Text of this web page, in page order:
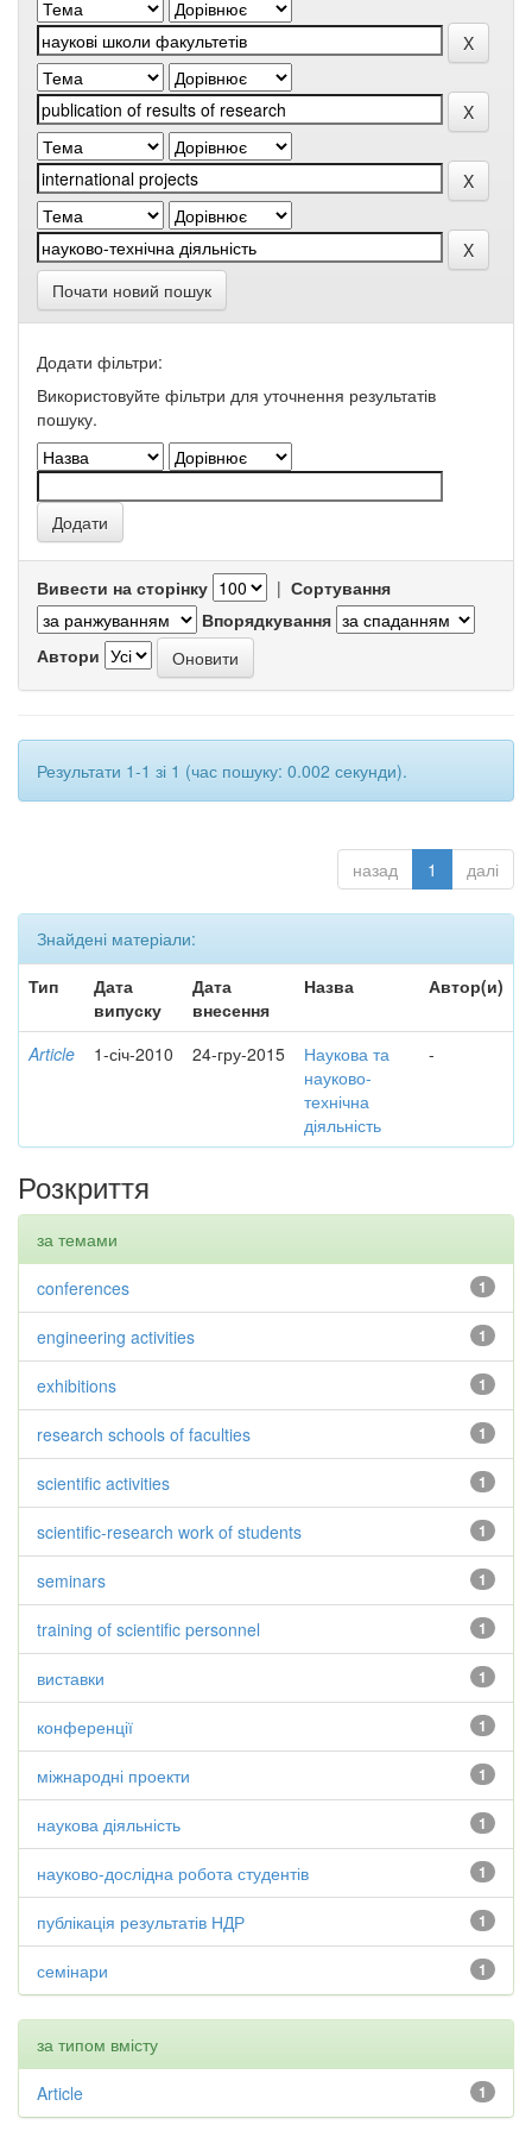
Почати новий пошук
Додати фільтри:
Використовуйте фільтри для уточнення результатів
пошуку.
Вивести на сторінку | Сортування
Впорядкування
Автори
Результати 1-1 зі 1 (час пошуку: 0.002 секунди).
назад 1 далі
Знайдені матеріали:
Тип
Дата
випуску
Дата
внесення
Назва Автор(и)
Article 1-січ-2010 24-гру-2015
Наукова та
науково-
технічна
діяльність
-
Розкриття
за темами
1
conferences
1
engineering activities
1
exhibitions
1
research schools of faculties
1
scientific activities
1
scientific-research work of students
1
seminars
1
training of scientific personnel
1
виставки
1
конференції
1
міжнародні проекти
1
наукова діяльність
1
науково-дослідна робота студентів
1
публікація результатів НДР
1
семінари
за типом вмісту
1
Article